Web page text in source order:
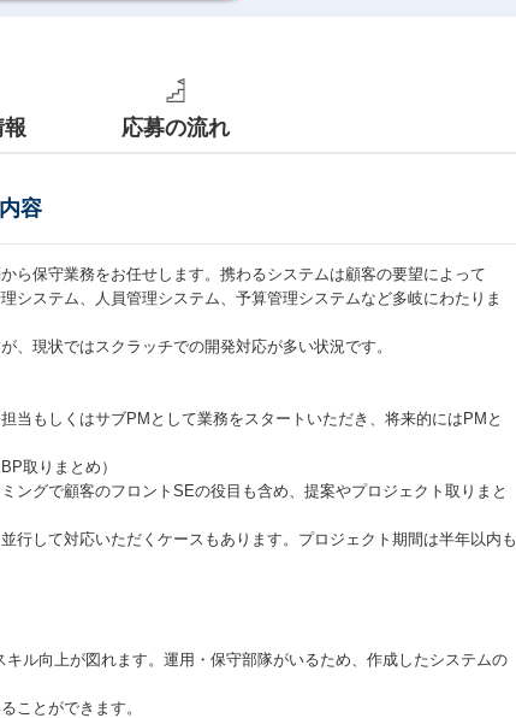
応募の流れ
容
ら保守業務をお任せします。携わるシステムは顧客の要望によって
システム、人員管理システム、予算管理システムなど多岐にわたりま
、現状ではスクラッチでの開発対応が多い状況です。
当もしくはサブPMとして業務をスタートいただき、将来的にはPMと
りまとめ）
ングで顧客のフロントSEの役目も含め、提案やプロジェクト取りまと
行して対応いただくケースもあります。プロジェクト期間は半年以内も
ル向上が図れます。運用・保守部隊がいるため、作成したシステムの
ことができます。